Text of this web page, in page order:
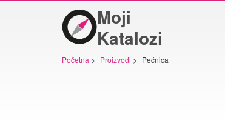
Moji
Katalozi
Početna > Proizvodi > Pećnica